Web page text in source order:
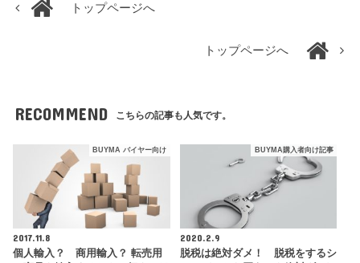
トップページへ
トップページへ
RECOMMEND こちらの記事も人気です。
BUYMA バイヤー向け
2017.11.8
個人輸入？ 商用輸入？ 転売用
BUYMA購入者向け記事
2020.2.9
脱税は絶対ダメ！ 脱税をするシ